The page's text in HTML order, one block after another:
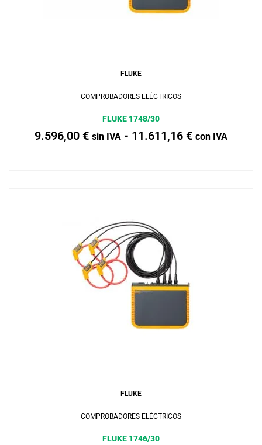
FLUKE
COMPROBADORES ELÉCTRICOS
FLUKE 1748/30
9.596,00 € sin IVA - 11.611,16 € con IVA
FLUKE
COMPROBADORES ELÉCTRICOS
FLUKE 1746/30